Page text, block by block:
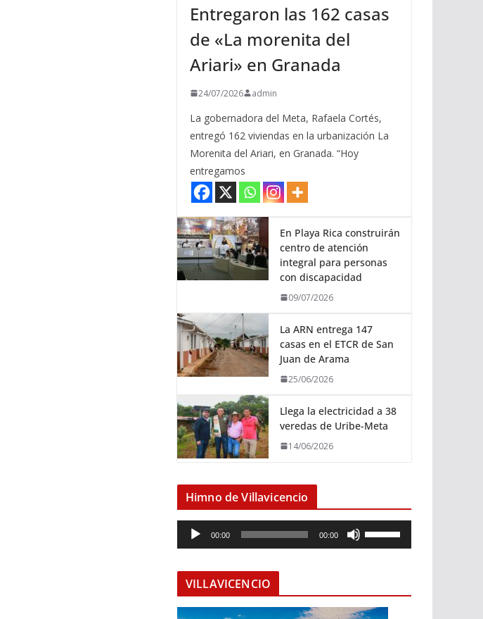
Entregaron las 162 casas
de «La morenita del
Ariari» en Granada
24/07/2026 admin
La gobernadora del Meta, Rafaela Cortés,
entregó 162 viviendas en la urbanización La
Morenita del Ariari, en Granada. “Hoy
entregamos
En Playa Rica construirán
centro de atención
integral para personas
con discapacidad
09/07/2026
La ARN entrega 147
casas en el ETCR de San
Juan de Arama
25/06/2026
Llega la electricidad a 38
veredas de Uribe-Meta
14/06/2026
Himno de Villavicencio
e
o
00:00 00:00
i
z
VILLAVICENCIO